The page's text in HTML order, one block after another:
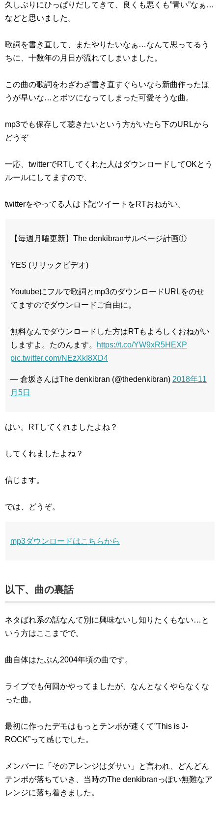
久しぶりにひっぱりだしてきて、良くも悪くも”青い”なぁ…
などと思いました。
歌詞を書き直して、またやりたいなぁ…なんて思ってるう
ちに、十数年の月日が流れてしまいました。
この曲の歌詞をわざわざ書き直すぐらいなら新曲作ったほ
うが早いな…とボツになってしまった可愛そうな曲。
mp3でも保存して聴きたいという方がいたら下のURLから
どうぞ
一応、twitterでRTしてくれた人はダウンロードしてOKとう
ルールにしてますので、
twitterをやってる人は下記ツイートをRTおねがい。
【毎週月曜更新】The denkibranサルベージ計画①
YES (リリックビデオ)
Youtubeにフルで歌詞とmp3のダウンロードURLをのせ
てますのでダウンロードご自由に。
無料なんでダウンロードした方はRTもよろしくおねがい
しますよ。たのんます。
https://t.co/YW9xR5HEXP
pic.twitter.com/NEzXkI8XD4
— 倉坂さんはThe denkibran (@thedenkibran) 2018年11
月5日
はい。RTしてくれましたよね？
してくれましたよね？
信じます。
では、どうぞ。
mp3ダウンロードはこちらから
以下、曲の裏話
ネタばれ系の話なんて別に興味ないし知りたくもない…と
いう方はここまでで。
曲自体はたぶん2004年頃の曲です。
ライブでも何回かやってましたが、なんとなくやらなくな
った曲。
最初に作ったデモはもっとテンポが速くて”This is J-
ROCK”って感じでした。
メンバーに「そのアレンジはダサい」と言われ、どんどん
テンポが落ちていき、当時のThe denkibranっぽい無難なア
レンジに落ち着きました。